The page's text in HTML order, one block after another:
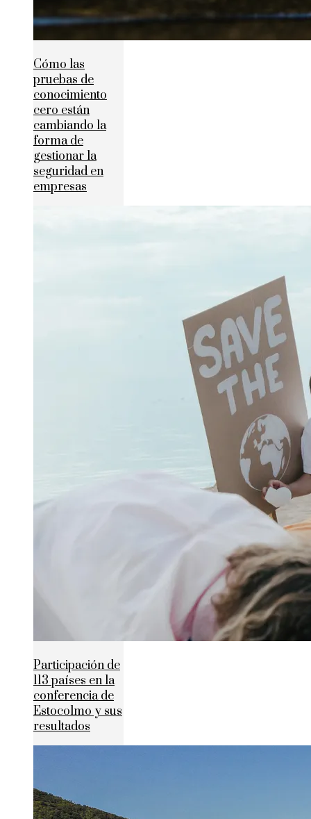
Cómo las
pruebas de
conocimiento
cero están
cambiando la
forma de
gestionar la
seguridad en
empresas
Participación de
113 países en la
conferencia de
Estocolmo y sus
resultados